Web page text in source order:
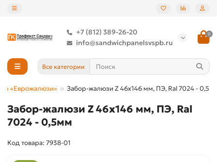
+7 (812) 389-26-20
info@sandwichpanelsvspb.ru
0
Все категории
«Еврожалюзи» Забор-жалюзи Z 46х146 мм, ПЭ, Ral 7024 -
Забор-жалюзи Z 46х146 мм, ПЭ, Ral
7024 - 0,5мм
Код товара: 7938-01